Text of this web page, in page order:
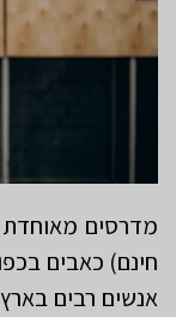
חינם) כאבים
אנשים רבים